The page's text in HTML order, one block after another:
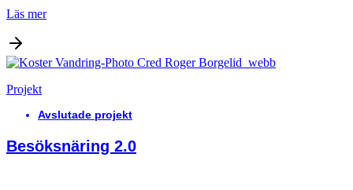
Läs mer
Projekt
Avslutade projekt
Besöksnäring 2.0